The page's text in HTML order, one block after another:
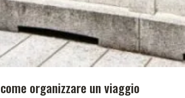
organizzare un viaggio